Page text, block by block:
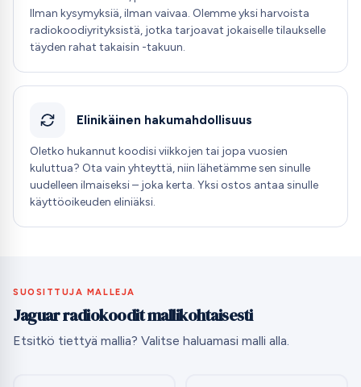
Ilman kysymyksiä, ilman vaivaa. Olemme yksi harvoista
radiokoodiyrityksistä, jotka tarjoavat jokaiselle tilaukselle
täyden rahat takaisin -takuun.
Elinikäinen hakumahdollisuus
Oletko hukannut koodisi viikkojen tai jopa vuosien
kuluttua? Ota vain yhteyttä, niin lähetämme sen sinulle
uudelleen ilmaiseksi – joka kerta. Yksi ostos antaa sinulle
käyttöoikeuden eliniäksi.
SUOSITTUJA MALLEJA
Jaguar radiokoodit mallikohtaisesti
Etsitkö tiettyä mallia? Valitse haluamasi malli alla.